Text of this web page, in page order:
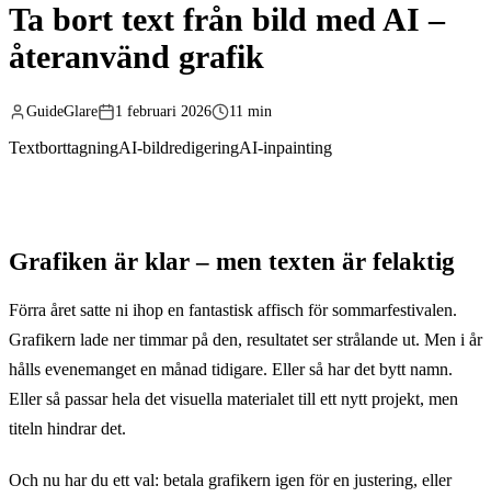
Ta bort text från bild med AI –
återanvänd grafik
GuideGlare 1 februari 2026 11 min
TextborttagningAI-bildredigeringAI-inpainting
Grafiken är klar – men texten är felaktig
Förra året satte ni ihop en fantastisk affisch för sommarfestivalen.
Grafikern lade ner timmar på den, resultatet ser strålande ut. Men i år
hålls evenemanget en månad tidigare. Eller så har det bytt namn.
Eller så passar hela det visuella materialet till ett nytt projekt, men
titeln hindrar det.
Och nu har du ett val: betala grafikern igen för en justering, eller